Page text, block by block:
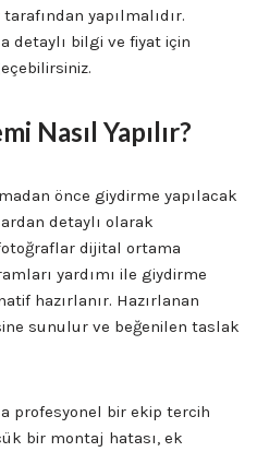
yapılmalıdır.
detaylı bilgi ve fiyat için
Nasıl Yapılır?
önce giydirme yapılacak
detaylı olarak
dijital ortama
yardımı ile giydirme
hazırlanır. Hazırlanan
sunulur ve beğenilen taslak
profesyonel bir ekip tercih
bir montaj hatası, ek